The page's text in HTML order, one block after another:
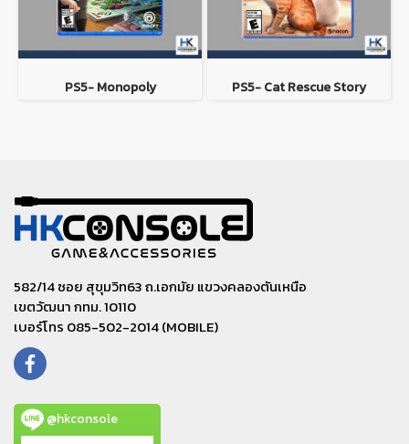
PS5- Monopoly PS5- Cat Rescue Story
582/14 ซอย สุขุมวิท63 ถ.เอกมัย แขวงคลองตันเหนือ
เขตวัฒนา กทม. 10110
เบอร์โทร 085-502-2014 (MOBILE)
@hkconsole